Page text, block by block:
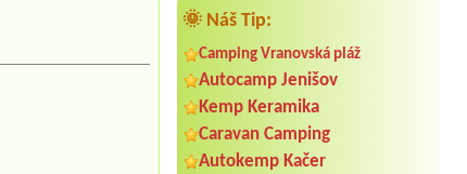
🌞 Náš Tip:
Camping Vranovská pláž
Autocamp Jenišov
Kemp Keramika
Caravan Camping
Autokemp Kačer